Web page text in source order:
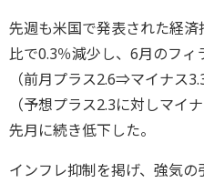
先週も米国で発表された経
比で0.3％減少し、6月のフ
（前月プラス2.6⇒マイナス
（予想プラス2.3に対しマイ
先月に続き低下した。
インフレ抑制を掲げ、強気